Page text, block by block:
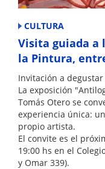
CULTURA
Visita guiada a
la Pintura,
Invitación a
La exposición
Tomás Otero se
experiencia única:
propio artista.
El convite es el
19:00 hs en el
y Omar 339).